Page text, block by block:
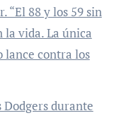
“El 88 y los 59 sin
vida. La única
lance contra los
Dodgers durante